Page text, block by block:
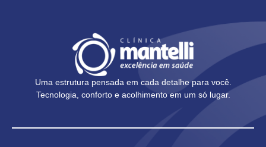
Uma estrutura pensada em cada detalhe para você.
Tecnologia, conforto e acolhimento em um só lugar.